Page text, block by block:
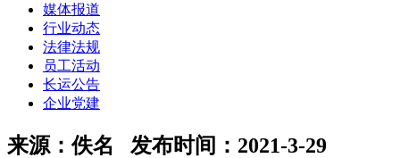
媒体报道
行业动态
法律法规
员工活动
长运公告
企业党建
来源：佚名 发布时间： 2021-3-29